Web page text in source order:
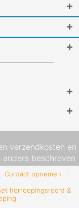
verzendkosten en
beschreven
Contact opnemen
herroepingsrecht &